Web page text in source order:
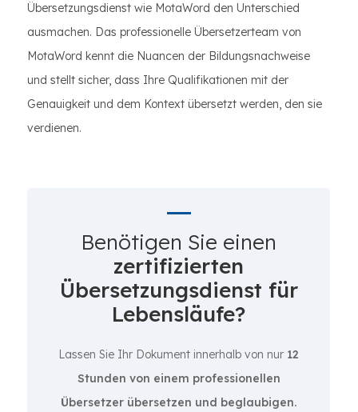
Übersetzungsdienst wie MotaWord den Unterschied
ausmachen. Das professionelle Übersetzerteam von
MotaWord kennt die Nuancen der Bildungsnachweise
und stellt sicher, dass Ihre Qualifikationen mit der
Genauigkeit und dem Kontext übersetzt werden, den sie
verdienen.
Benötigen Sie einen
zertifizierten
Übersetzungsdienst für
Lebensläufe?
Lassen Sie Ihr Dokument innerhalb von nur 12
Stunden von einem professionellen
Übersetzer übersetzen und beglaubigen.